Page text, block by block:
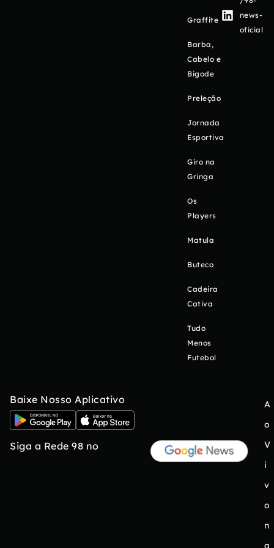
Graffite
Barba,
Cabelo e
Bigode
Preleção
Jornada
Esportiva
Giro na
Gringa
Os
Players
Matula
Buteco
Cadeira
Cativa
Tudo
Menos
Futebol
news-
oficial
Baixe Nosso Aplicativo
Siga a Rede 98 no
A
o
V
i
v
o
n
a